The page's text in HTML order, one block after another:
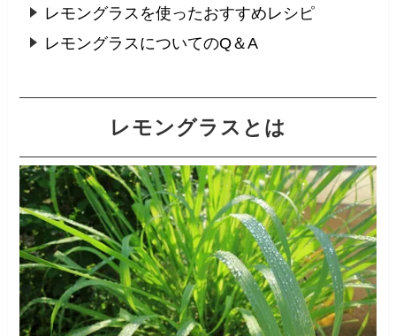
レモングラスを使ったおすすめレシピ
レモングラスについてのQ＆A
レモングラスとは